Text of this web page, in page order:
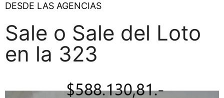
DESDE LAS AGENCIAS
Sale o Sale del Loto
en la 323